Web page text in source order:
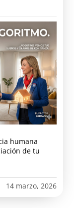
humana
de tu
14 marzo, 2026